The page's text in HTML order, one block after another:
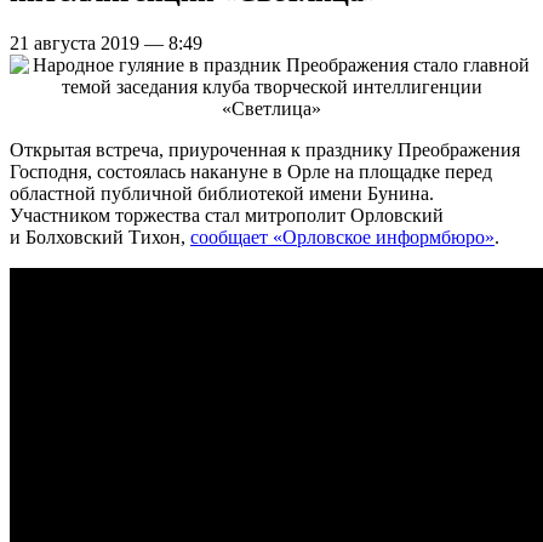
21 августа 2019 — 8:49
Открытая встреча, приуроченная к празднику Преображения
Господня, состоялась накануне в Орле на площадке перед
областной публичной библиотекой имени Бунина.
Участником торжества стал митрополит Орловский
и Болховский Тихон, сообщает «Орловское информбюро».